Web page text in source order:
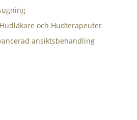
och Hudterapeuter
ansiktsbehandling